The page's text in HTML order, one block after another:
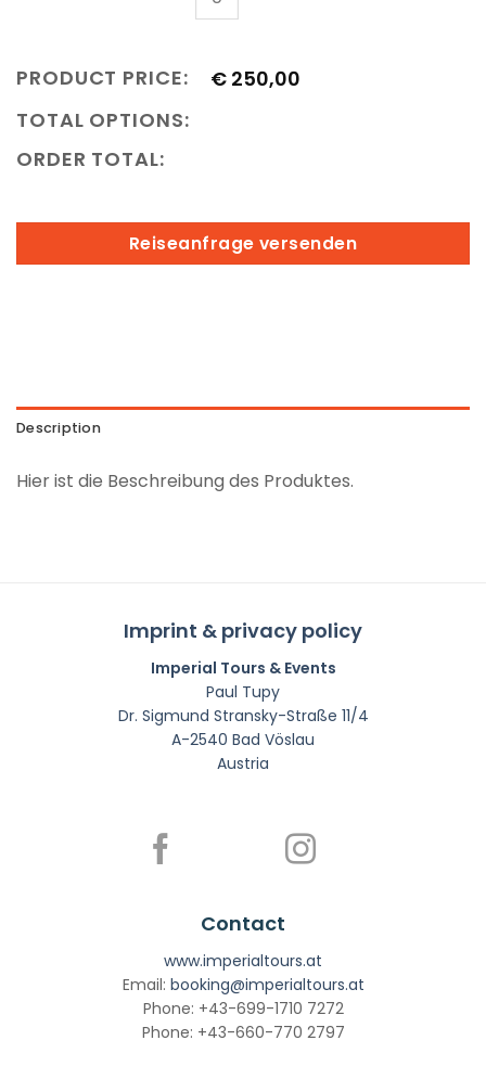
PRODUCT PRICE: € 250,00
TOTAL OPTIONS:
ORDER TOTAL:
Reiseanfrage versenden
Description
Hier ist die Beschreibung des Produktes.
Imprint & privacy policy
Imperial Tours & Events
Paul Tupy
Dr. Sigmund Stransky-Straße 11/4
A-2540 Bad Vöslau
Austria
Contact
www.imperialtours.at
Email: booking@imperialtours.at
Phone: +43-699-1710 7272
Phone: +43-660-770 2797